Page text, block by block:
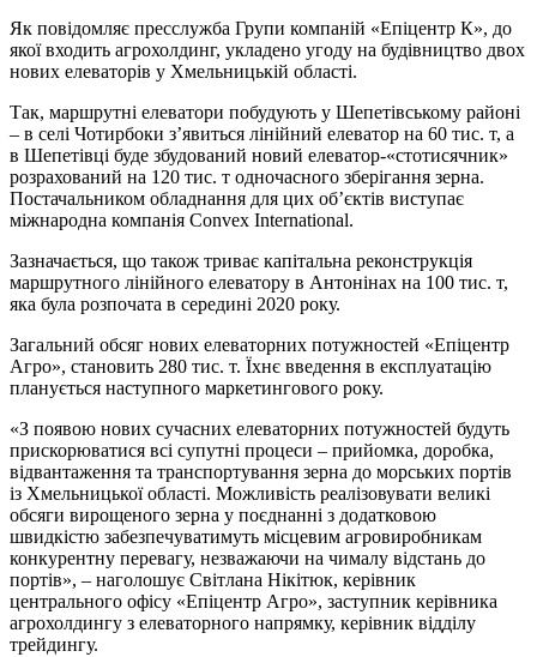
Як повідомляє пресслужба Групи компаній «Епіцентр К», до
якої входить агрохолдинг, укладено угоду на будівництво двох
нових елеваторів у Хмельницькій області.
Так, маршрутні елеватори побудують у Шепетівському районі
– в селі Чотирбоки з’явиться лінійний елеватор на 60 тис. т, а
в Шепетівці буде збудований новий елеватор-«стотисячник»
розрахований на 120 тис. т одночасного зберігання зерна.
Постачальником обладнання для цих об’єктів виступає
міжнародна компанія Convex International.
Зазначається, що також триває капітальна реконструкція
маршрутного лінійного елеватору в Антонінах на 100 тис. т,
яка була розпочата в середині 2020 року.
Загальний обсяг нових елеваторних потужностей «Епіцентр
Агро», становить 280 тис. т. Їхнє введення в експлуатацію
планується наступного маркетингового року.
«З появою нових сучасних елеваторних потужностей будуть
прискорюватися всі супутні процеси – прийомка, доробка,
відвантаження та транспортування зерна до морських портів
із Хмельницької області. Можливість реалізовувати великі
обсяги вирощеного зерна у поєднанні з додатковою
швидкістю забезпечуватимуть місцевим агровиробникам
конкурентну перевагу, незважаючи на чималу відстань до
портів», – наголошує Світлана Нікітюк, керівник
центрального офісу «Епіцентр Агро», заступник керівника
агрохолдингу з елеваторного напрямку, керівник відділу
трейдингу.